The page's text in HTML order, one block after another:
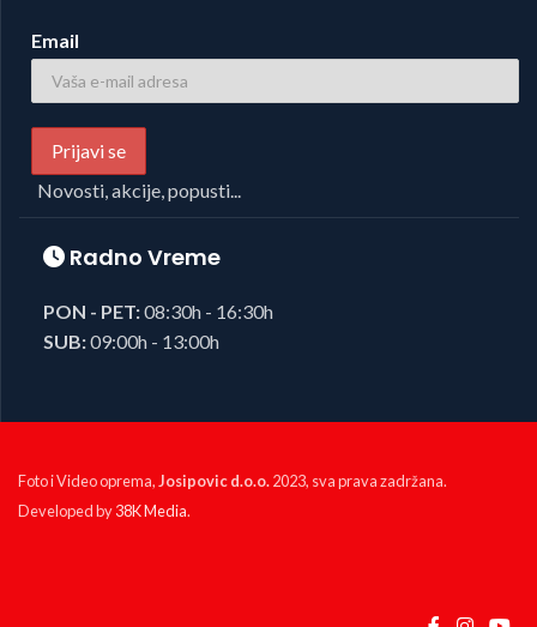
Email
Novosti, akcije, popusti...
Radno Vreme
PON - PET:08:30h - 16:30h
SUB:09:00h - 13:00h
Foto i Video oprema,Josipovic d.o.o.2023, sva prava zadržana.
Developed by38K Media.